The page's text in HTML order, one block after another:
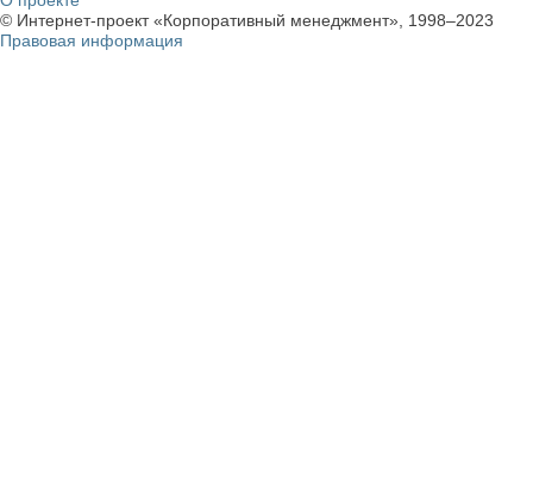
© Интернет-проект «Корпоративный менеджмент», 1998–2023
Правовая информация